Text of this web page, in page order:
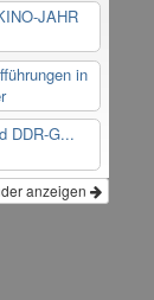
JAHR
in
DDR-G...
anzeigen